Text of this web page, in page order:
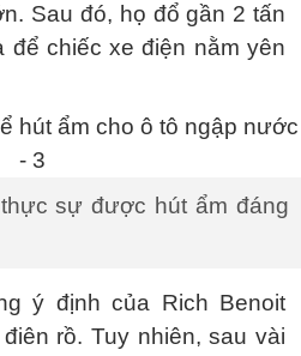
Sau đó, họ đổ gần 2 tấn
để chiếc xe điện nằm yên
sự được hút ẩm đáng
ý định của Rich Benoit
rồ. Tuy nhiên, sau vài